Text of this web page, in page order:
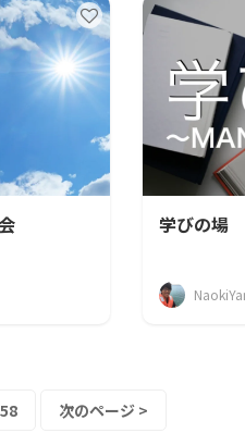
学びの場
58 次のページ >